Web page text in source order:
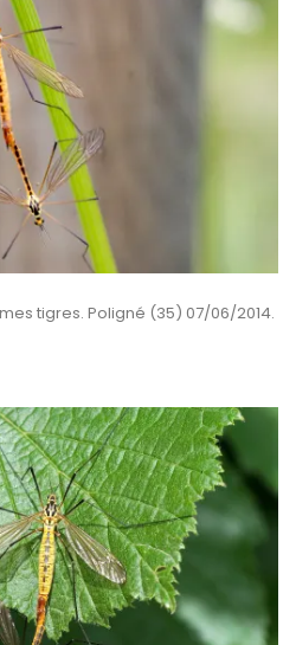
tigres. Poligné (35) 07/06/2014.